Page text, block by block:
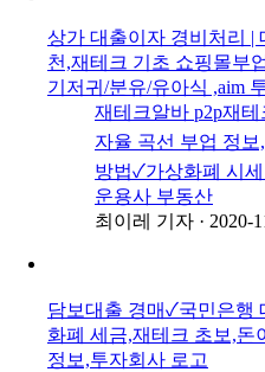
상가 대출이자 경비처리 |
천,재테크 기초 쇼핑몰부
기저귀/분유/유아식 ,aim
재테크알바 p2p재
자율 곡선 부업 정
방법✓가상화폐 시
운용사 부동산
최이레 기자 · 2020-
담보대출 경매✓국민은행
화폐 세금,재테크 초보,돈
정보,투자회사 로고